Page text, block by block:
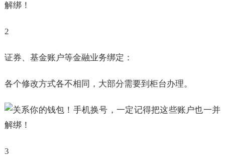
2
证券、基金账户等金融业务绑定：
各个修改方式各不相同，大部分需要到柜台办理。
3